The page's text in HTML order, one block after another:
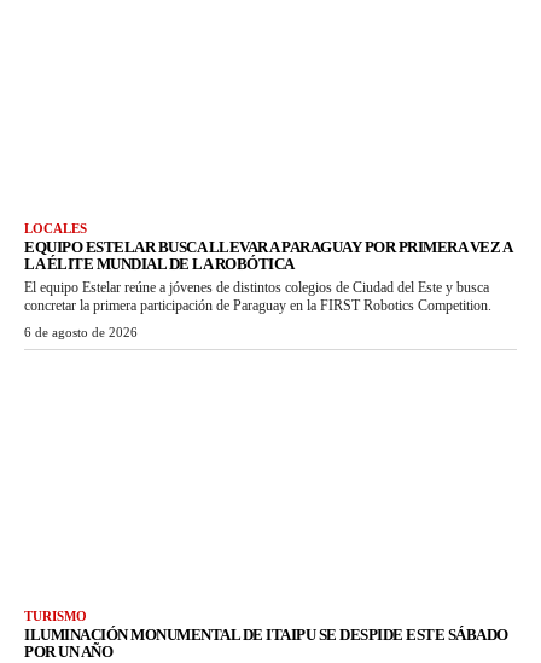
LOCALES
EQUIPO ESTELAR BUSCA LLEVAR A PARAGUAY POR PRIMERA VEZ A
LA ÉLITE MUNDIAL DE LA ROBÓTICA
El equipo Estelar reúne a jóvenes de distintos colegios de Ciudad del Este y busca
concretar la primera participación de Paraguay en la FIRST Robotics Competition.
6 de agosto de 2026
TURISMO
ILUMINACIÓN MONUMENTAL DE ITAIPU SE DESPIDE ESTE SÁBADO
POR UN AÑO